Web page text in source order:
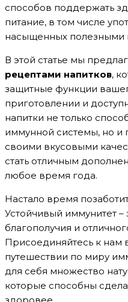
способов поддержать
питание, в том числе
насыщенных полезными
В этой статье мы
рецептами напитков,
защитные функции
приготовлении и
напитки не только
иммунной системы, но и
своими вкусовыми
стать отличным
любое время года.
Настало время
Устойчивый иммунитет –
благополучия и
Присоединяйтесь к нам
путешествии по миру
для себя множество
которые способны